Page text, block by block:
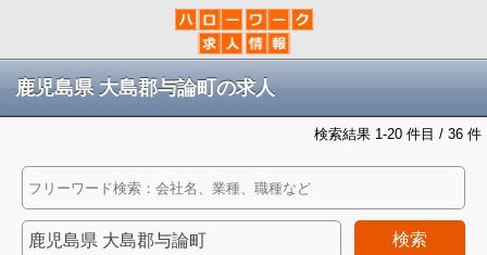
鹿児島県 大島郡与論町の求人
検索結果 1-20 件目 / 36 件
検索